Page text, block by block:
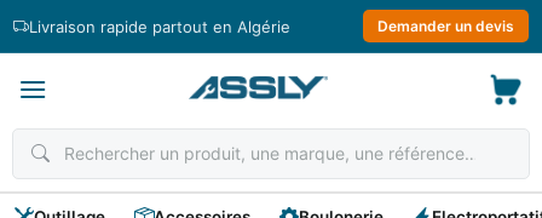
Livraison rapide partout en Algérie Demander un devis